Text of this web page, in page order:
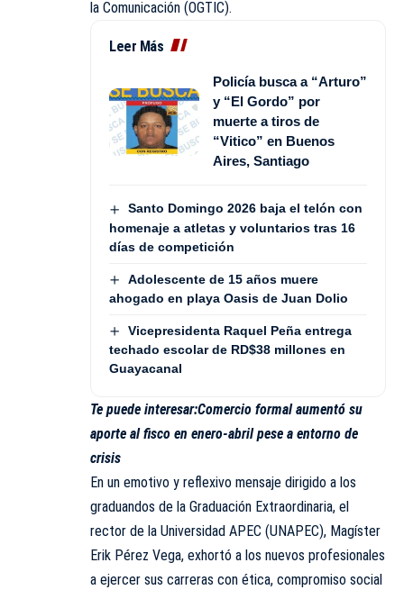
la Comunicación (OGTIC).
Leer Más
Policía busca a “Arturo”
y “El Gordo” por
muerte a tiros de
“Vitico” en Buenos
Aires, Santiago
Santo Domingo 2026 baja el telón con
homenaje a atletas y voluntarios tras 16
días de competición
Adolescente de 15 años muere
ahogado en playa Oasis de Juan Dolio
Vicepresidenta Raquel Peña entrega
techado escolar de RD$38 millones en
Guayacanal
Te puede interesar:Comercio formal aumentó su
aporte al fisco en enero-abril pese a entorno de
crisis
En un emotivo y reflexivo mensaje dirigido a los
graduandos de la Graduación Extraordinaria, el
rector de la Universidad APEC (UNAPEC), Magíster
Erik Pérez Vega, exhortó a los nuevos profesionales
a ejercer sus carreras con ética, compromiso social